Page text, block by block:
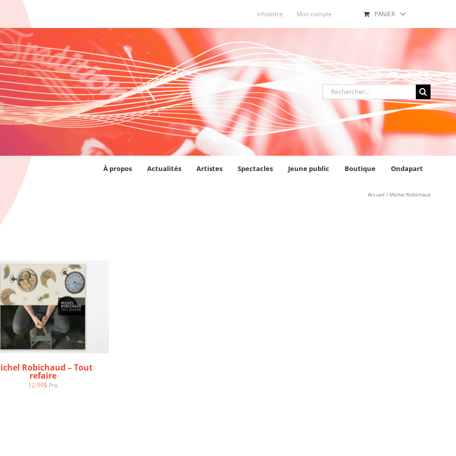
Infolettre Mon compte PANIER
Rechercher
:
À propos Actualités Artistes Spectacles Jeune public Boutique Ondapart
Accueil Michel Robichaud
AU PANIER
Robichaud – Tout
refaire
12.99$ Prix